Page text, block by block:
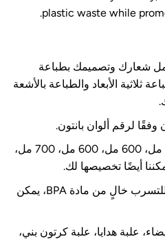
plastic waste while
شعارك وتصميمك بطباعة
ثلاثية الأبعاد والطباعة بالأشعة
لرقم ألوان بانتون.
لدينا 400 مل، 500 مل، 600 مل، 600 مل، 700 مل،
100% غطاء مانع للتسرب خالٍ من مادة BPA، يمكن
علبة هدايا، علبة كرتون بني،